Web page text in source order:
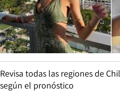
Revisa todas las regiones de
según el pronóstico